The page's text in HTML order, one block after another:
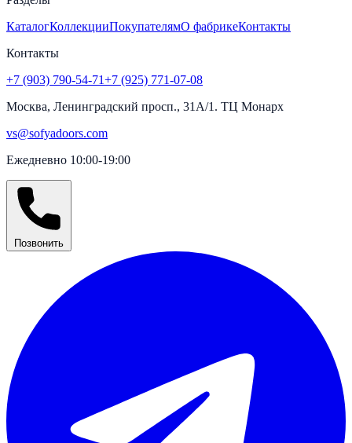
КаталогКоллекцииПокупателямО фабрикеКонтакты
Контакты
+7 (903) 790-54-71+7 (925) 771-07-08
Москва, Ленинградский просп., 31А/1. ТЦ Монарх
vs@sofyadoors.com
Ежедневно 10:00-19:00
Позвонить